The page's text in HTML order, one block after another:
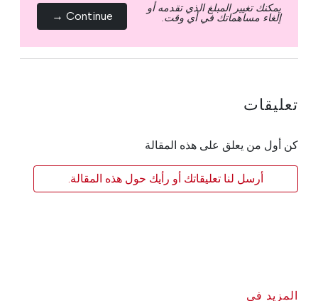
يمكنك تغيير المبلغ الذي تقدمه أو
إلغاء مساهماتك في أي وقت. Continue →
تعليقات
كن أول من يعلق على هذه المقالة
أرسل لنا تعليقاتك أو رأيك حول هذه المقالة.
المزيد في